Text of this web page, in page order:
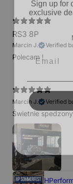
RS3 8P
Marcin J. Verified
Polecam !
Marcin J.
Verified
Świetnie
Email